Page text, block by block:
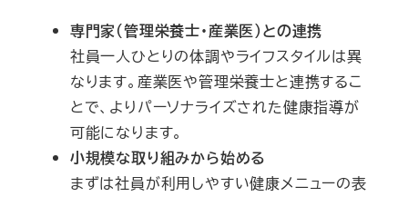
専門家（管理栄養士・産業医）との連携
社員一人ひとりの体調やライフスタイルは異
なります。産業医や管理栄養士と連携するこ
とで、よりパーソナライズされた健康指導が
可能になります。
小規模な取り組みから始める
まずは社員が利用しやすい健康メニューの表